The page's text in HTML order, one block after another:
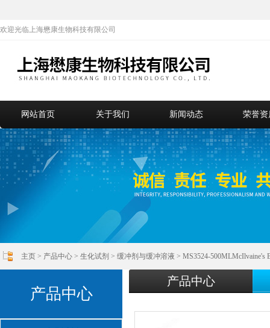
欢迎光临上海懋康生物科技有限公司
网站首页 关于我们 新闻动态 荣誉资
主页 > 产品中心 > 生化试剂 > 缓冲剂与缓冲溶液 > MS3524-500MLMcIlvaine's
产品中心
产品中心